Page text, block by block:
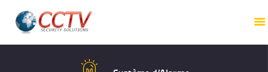
ALARME
VIDEOSURVEILLANCE